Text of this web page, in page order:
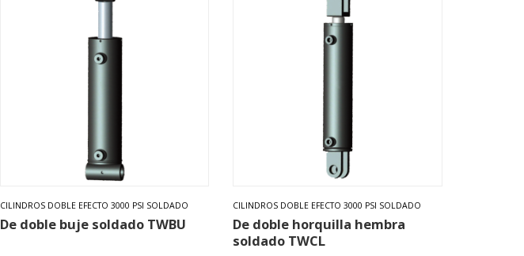
CILINDROS DOBLE EFECTO 3000 PSI SOLDADO
De doble buje soldado TWBU
CILINDROS DOBLE EFECTO 3000 PSI SOLDADO
De doble horquilla hembra
soldado TWCL